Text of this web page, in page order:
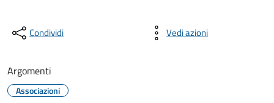
Condividi Vedi azioni
Argomenti
Associazioni